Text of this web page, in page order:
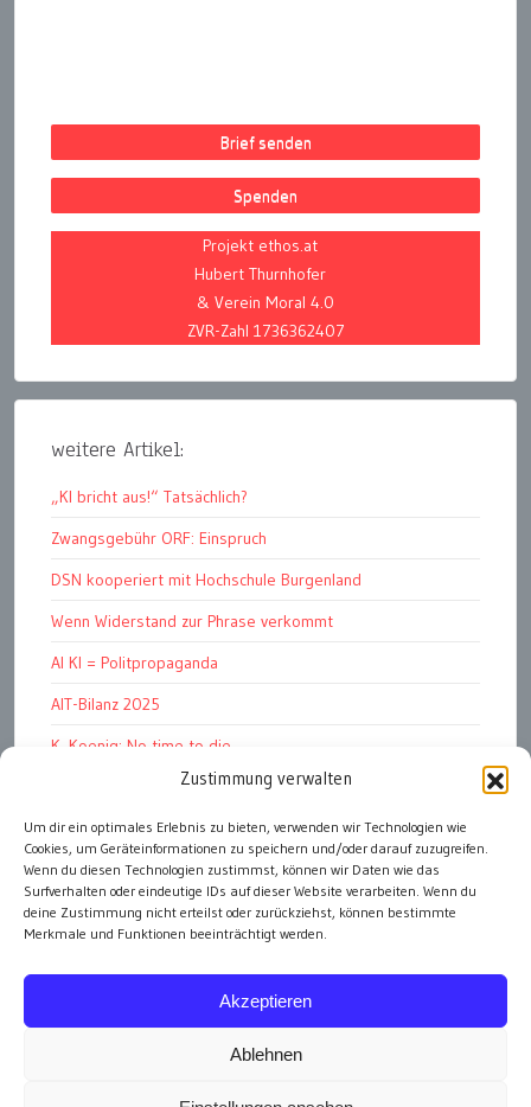
Zustimmung verwalten
Um dir ein optimales Erlebnis zu bieten, verwenden wir Technologien wie
Cookies, um Geräteinformationen zu speichern und/oder darauf zuzugreifen.
Wenn du diesen Technologien zustimmst, können wir Daten wie das
Surfverhalten oder eindeutige IDs auf dieser Website verarbeiten. Wenn du
deine Zustimmung nicht erteilst oder zurückziehst, können bestimmte
Merkmale und Funktionen beeinträchtigt werden.
Akzeptieren
Ablehnen
Brief senden
Spenden
Projekt ethos.at
Hubert Thurnhofer
& Verein Moral 4.0
ZVR-Zahl 1736362407
weitere Artikel:
„KI bricht aus!“ Tatsächlich?
Zwangsgebühr ORF: Einspruch
DSN kooperiert mit Hochschule Burgenland
Wenn Widerstand zur Phrase verkommt
AI KI = Politpropaganda
AIT-Bilanz 2025
K. Koenig: No time to die
Hinschauen statt Wegschauen
EMRK Art. 15: „das Leben der Nation“
Pressfreedom Report ignoriert EU-Sanktionen
alle Artikel